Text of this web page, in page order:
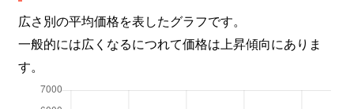
広さ別の平均価格を表したグラフです。
一般的には広くなるにつれて価格は上昇傾向にありま
す。